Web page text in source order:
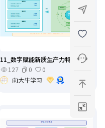
11_数字赋能新质生产力特征解构
127
0
0
向大牛学习
￥3